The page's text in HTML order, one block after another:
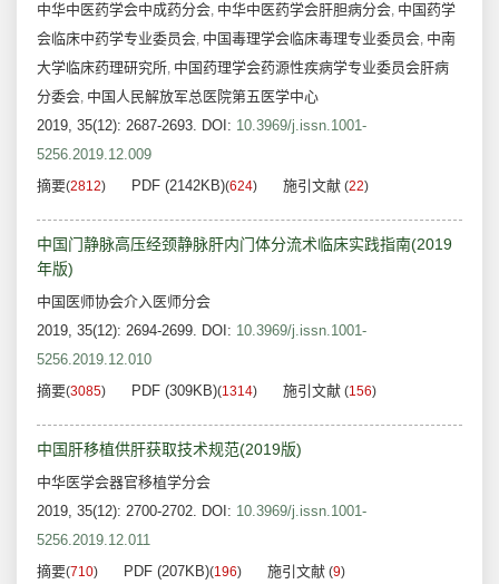
中华中医药学会中成药分会, 中华中医药学会肝胆病分会, 中国药学
会临床中药学专业委员会, 中国毒理学会临床毒理专业委员会, 中南
大学临床药理研究所, 中国药理学会药源性疾病学专业委员会肝病
分委会, 中国人民解放军总医院第五医学中心
2019, 35(12): 2687-2693. DOI: 10.3969/j.issn.1001-
5256.2019.12.009
摘要(2812) PDF (2142KB)(624) 施引文献 (22)
中国门静脉高压经颈静脉肝内门体分流术临床实践指南(2019
年版)
中国医师协会介入医师分会
2019, 35(12): 2694-2699. DOI: 10.3969/j.issn.1001-
5256.2019.12.010
摘要(3085) PDF (309KB)(1314) 施引文献 (156)
中国肝移植供肝获取技术规范(2019版)
中华医学会器官移植学分会
2019, 35(12): 2700-2702. DOI: 10.3969/j.issn.1001-
5256.2019.12.011
摘要(710) PDF (207KB)(196) 施引文献 (9)